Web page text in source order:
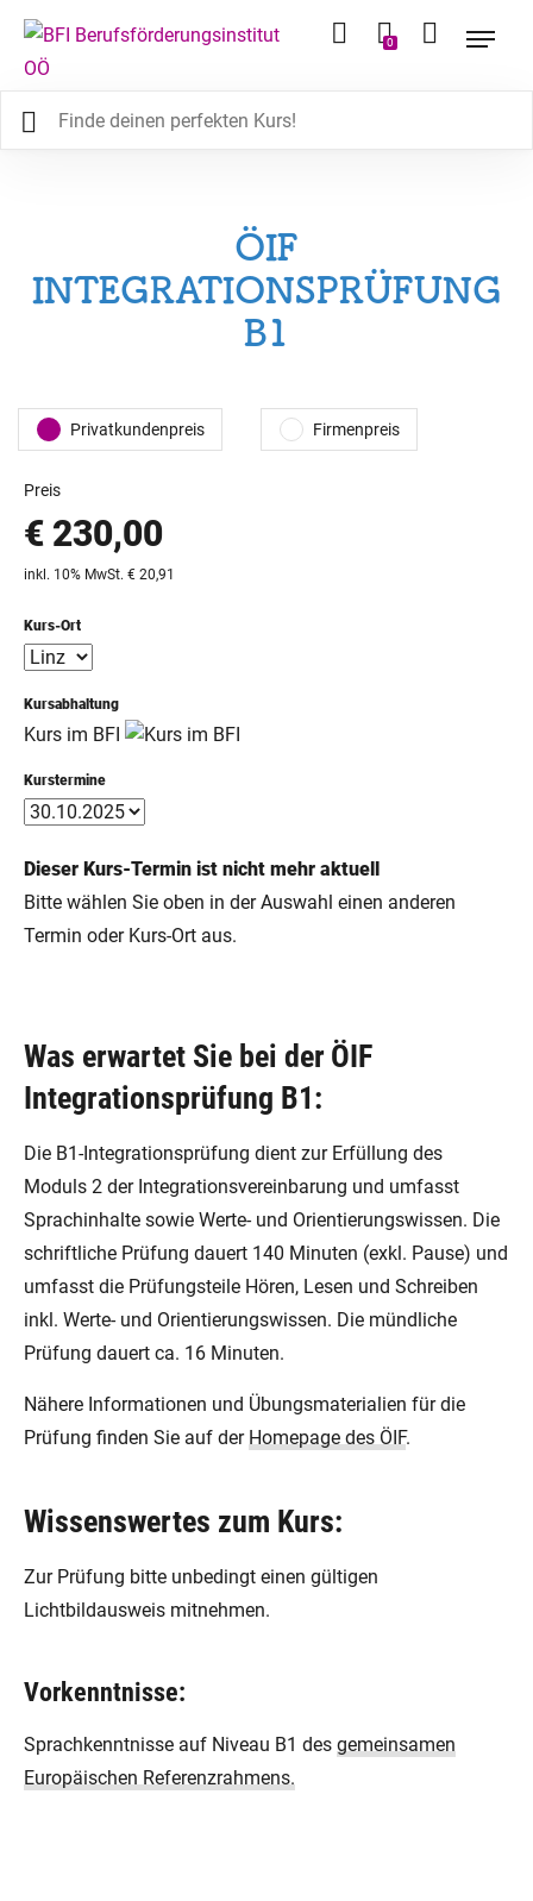
0
ÖIF
INTEGRATIONSPRÜFUNG
B1
Was erwartet Sie bei der ÖIF
Integrationsprüfung B1:
Die B1-Integrationsprüfung dient zur Erfüllung des
Moduls 2 der Integrationsvereinbarung und umfasst
Sprachinhalte sowie Werte- und Orientierungswissen. Die
schriftliche Prüfung dauert 140 Minuten (exkl. Pause) und
umfasst die Prüfungsteile Hören, Lesen und Schreiben
inkl. Werte- und Orientierungswissen. Die mündliche
Prüfung dauert ca. 16 Minuten.
Nähere Informationen und Übungsmaterialien für die
Prüfung finden Sie auf der Homepage des ÖIF.
Wissenswertes zum Kurs:
Zur Prüfung bitte unbedingt einen gültigen
Lichtbildausweis mitnehmen.
Vorkenntnisse:
Sprachkenntnisse auf Niveau B1 des gemeinsamen
Europäischen Referenzrahmens.
Kurs-Ort
Kursabhaltung
Kurs im BFI
Kurstermine
Privatkundenpreis Firmenpreis
Preis
€ 230,00
inkl. 10% MwSt. € 20,91
Dieser Kurs-Termin ist nicht mehr aktuell
Bitte wählen Sie oben in der Auswahl einen anderen
Termin oder Kurs-Ort aus.